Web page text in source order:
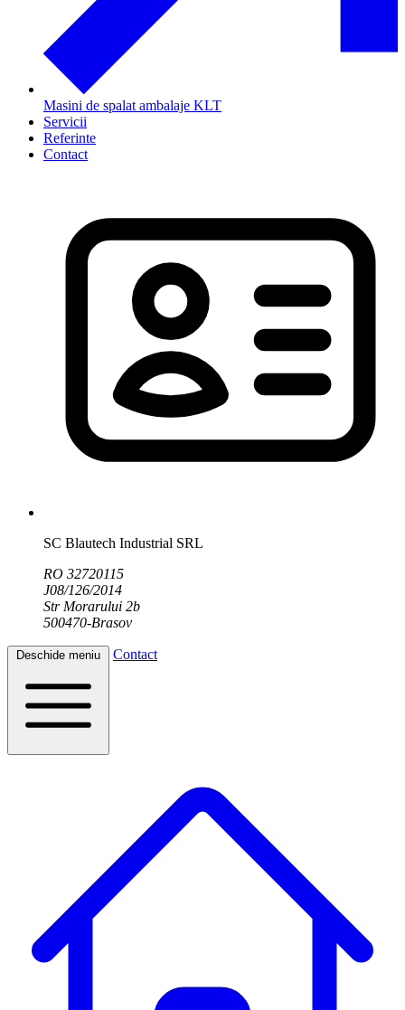
Masini de spalat ambalaje KLT
Servicii
Referinte
Contact
SC Blautech Industrial SRL
RO 32720115
J08/126/2014
Str Morarului 2b
500470-Brasov
Deschide meniu Contact